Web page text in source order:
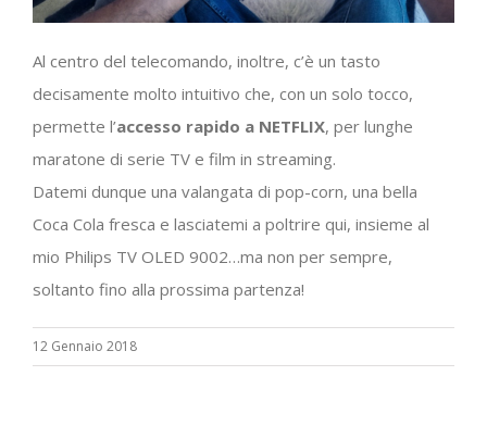
Al centro del telecomando, inoltre, c’è un tasto
decisamente molto intuitivo che, con un solo tocco,
permette l’accesso rapido a NETFLIX, per lunghe
maratone di serie TV e film in streaming.
Datemi dunque una valangata di pop-corn, una bella
Coca Cola fresca e lasciatemi a poltrire qui, insieme al
mio Philips TV OLED 9002…ma non per sempre,
soltanto fino alla prossima partenza!
12 Gennaio 2018